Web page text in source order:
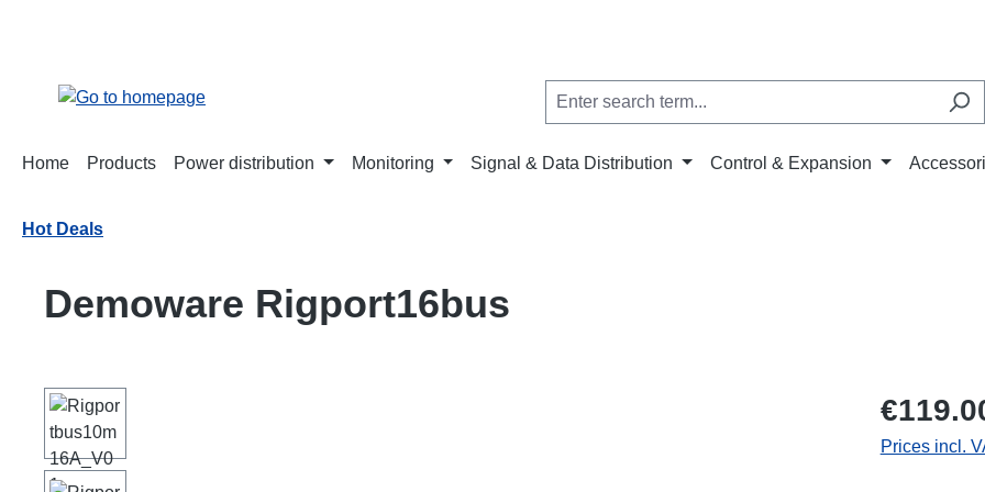
Home Products Power distribution Monitoring Signal & Data Distribution Control & Expansion
Hot Deals
Demoware Rigport16bus
Skip image gallery
Prices incl.